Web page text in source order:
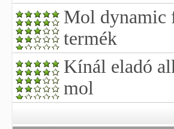
Mol dynamic
termék
Kínál eladó
mol